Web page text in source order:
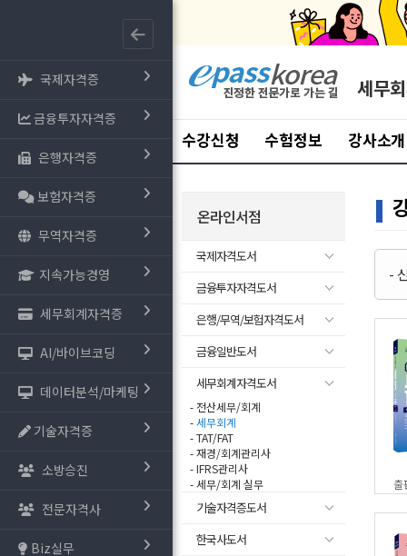
국제자격증
금융투자자격증
은행자격증
보험자격증
무역자격증
지속가능경영
세무회계자격증
AI/바이브코딩
데이터분석/마케팅
기술자격증
소방승진
전문자격사
Biz실무
세무
수강신청 수험정보 강사소개
온라인서점
국제자격도서
금융투자자격도서
은행/무역/보험자격도서
금융일반도서
세무회계자격도서
- 전산세무/회계
-세무회계
- TAT/FAT
- 재경/회계관리사
- IFRS관리사
- 세무/회계 실무
기술자격증도서
한국사도서
-
출